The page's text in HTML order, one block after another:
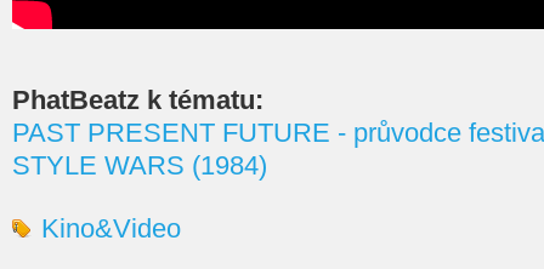
PhatBeatz k tématu:
PAST PRESENT FUTURE - průvodce
STYLE WARS (1984)
Kino&Video